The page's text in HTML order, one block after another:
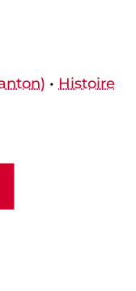
• Histoire